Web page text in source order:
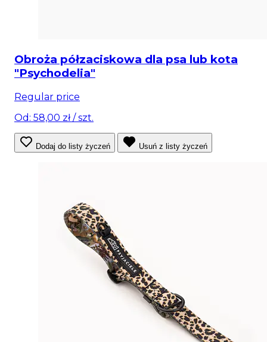
Obroża półzaciskowa dla psa lub kota
"Psychodelia"
Regular price
Od: 58,00 zł/ szt.
Dodaj do listy życzeń Usuń z listy życzeń